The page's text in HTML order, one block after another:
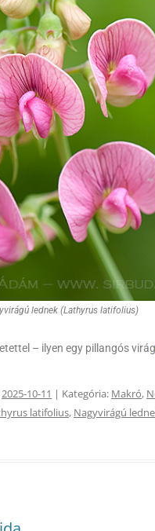
lednek (Lathyrus latifolius)
– ilyen egy pillangós virág
2025-10-11 | Kategória: Makró,
latifolius, Nagyvirágú